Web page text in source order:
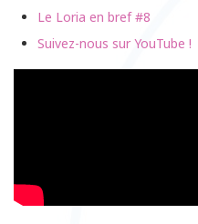
Le Loria en bref #8
Suivez-nous sur YouTube !